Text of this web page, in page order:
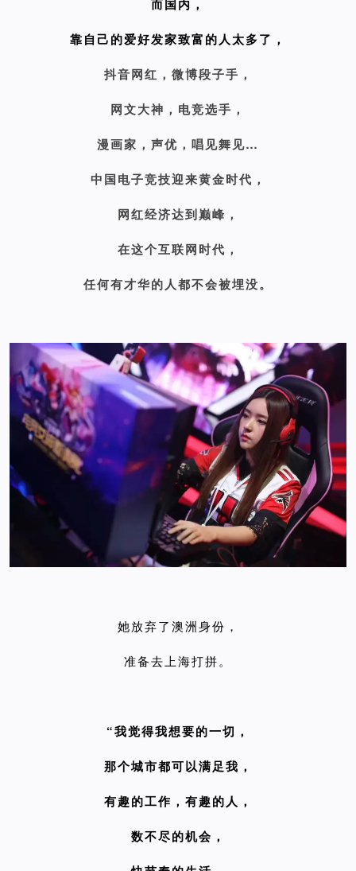
而国内，
靠自己的爱好发家致富的人太多了，
抖音网红，微博段子手，
网文大神，电竞选手，
漫画家，声优，唱见舞见…
中国电子竞技迎来黄金时代，
网红经济达到巅峰，
在这个互联网时代，
任何有才华的人都不会被埋没。
她放弃了澳洲身份，
准备去上海打拼。
“我觉得我想要的一切，
那个城市都可以满足我，
有趣的工作，有趣的人，
数不尽的机会，